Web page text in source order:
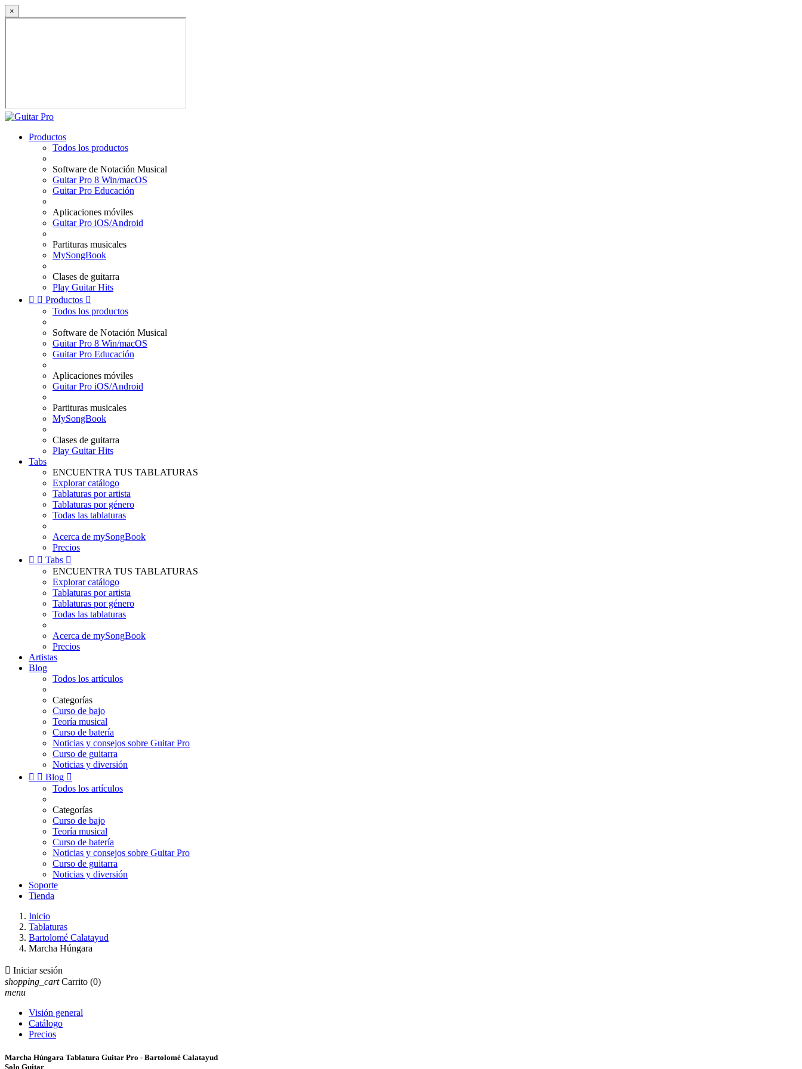
×
Productos
Todos los productos
Software de Notación Musical
Guitar Pro 8 Win/macOS
Guitar Pro Educación
Aplicaciones móviles
Guitar Pro iOS/Android
Partituras musicales
MySongBook
Clases de guitarra
Play Guitar Hits
  Productos 
Todos los productos
Software de Notación Musical
Guitar Pro 8 Win/macOS
Guitar Pro Educación
Aplicaciones móviles
Guitar Pro iOS/Android
Partituras musicales
MySongBook
Clases de guitarra
Play Guitar Hits
Tabs
ENCUENTRA TUS TABLATURAS
Explorar catálogo
Tablaturas por artista
Tablaturas por género
Todas las tablaturas
Acerca de mySongBook
Precios
  Tabs 
ENCUENTRA TUS TABLATURAS
Explorar catálogo
Tablaturas por artista
Tablaturas por género
Todas las tablaturas
Acerca de mySongBook
Precios
Artistas
Blog
Todos los artículos
Categorías
Curso de bajo
Teoría musical
Curso de batería
Noticias y consejos sobre Guitar Pro
Curso de guitarra
Noticias y diversión
  Blog 
Todos los artículos
Categorías
Curso de bajo
Teoría musical
Curso de batería
Noticias y consejos sobre Guitar Pro
Curso de guitarra
Noticias y diversión
Soporte
Tienda
Inicio
Tablaturas
Bartolomé Calatayud
Marcha Húngara
 Iniciar sesión
shopping_cart Carrito (0)
menu
Visión general
Catálogo
Precios
Marcha Húngara Tablatura Guitar Pro - Bartolomé Calatayud
Solo Guitar